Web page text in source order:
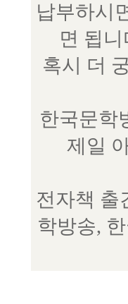
납부하시
면 됩
혹시 더
한국문학
제일
전자책 출
학방송,